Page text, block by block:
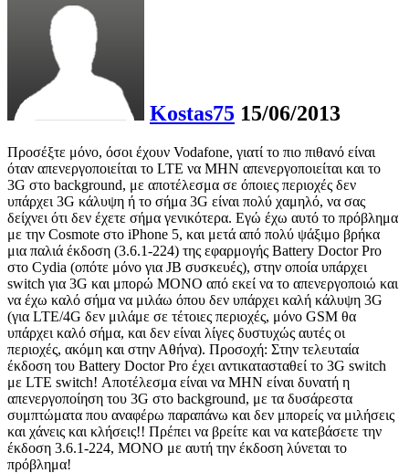
Kostas75 15/06/2013
Προσέξτε μόνο, όσοι έχουν Vodafone, γιατί το πιο πιθανό είναι
όταν απενεργοποιείται το LTE να ΜΗΝ απενεργοποιείται και το
3G στο background, με αποτέλεσμα σε όποιες περιοχές δεν
υπάρχει 3G κάλυψη ή το σήμα 3G είναι πολύ χαμηλό, να σας
δείχνει ότι δεν έχετε σήμα γενικότερα. Εγώ έχω αυτό το πρόβλημα
με την Cosmote στο iPhone 5, και μετά από πολύ ψάξιμο βρήκα
μια παλιά έκδοση (3.6.1-224) της εφαρμογής Battery Doctor Pro
στο Cydia (οπότε μόνο για JB συσκευές), στην οποία υπάρχει
switch για 3G και μπορώ ΜΟΝΟ από εκεί να το απενεργοποιώ και
να έχω καλό σήμα να μιλάω όπου δεν υπάρχει καλή κάλυψη 3G
(για LTE/4G δεν μιλάμε σε τέτοιες περιοχές, μόνο GSM θα
υπάρχει καλό σήμα, και δεν είναι λίγες δυστυχώς αυτές οι
περιοχές, ακόμη και στην Αθήνα). Προσοχή: Στην τελευταία
έκδοση του Battery Doctor Pro έχει αντικατασταθεί το 3G switch
με LTE switch! Αποτέλεσμα είναι να ΜΗΝ είναι δυνατή η
απενεργοποίηση του 3G στο background, με τα δυσάρεστα
συμπτώματα που αναφέρω παραπάνω και δεν μπορείς να μιλήσεις
και χάνεις και κλήσεις!! Πρέπει να βρείτε και να κατεβάσετε την
έκδοση 3.6.1-224, ΜΟΝΟ με αυτή την έκδοση λύνεται το
πρόβλημα!